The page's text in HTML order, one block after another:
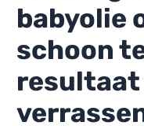
babyolie
schoon
resultaat